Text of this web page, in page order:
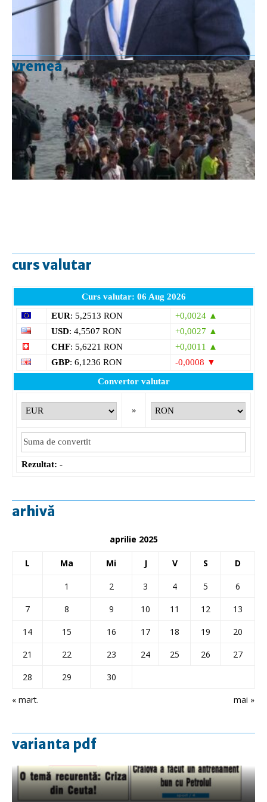
vremea
curs valutar
Curs valutar: 06 Aug 2026
EUR: 5,2513 RON
+0,0024 ▲
USD: 4,5507 RON
+0,0027 ▲
CHF: 5,6221 RON
+0,0011 ▲
GBP: 6,1236 RON
-0,0008 ▼
Convertor valutar
»
Rezultat: -
arhivă
aprilie 2025
L Ma Mi J V S D
« mart. mai »
1 2 3 4 5
6
7
8 9 10 11 12
13
14
15 16 17 18 19
20
21
22 23 24 25 26
27
28
29 30
varianta pdf